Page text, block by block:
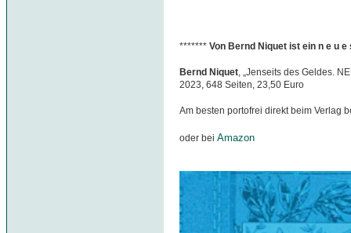
******* Von Bernd Niquet ist ein n e u
Bernd Niquet , „Jenseits des Geldes.
2023, 648 Seiten, 23,50 Euro
Am besten portofrei direkt beim Verlag
oder bei Amazon